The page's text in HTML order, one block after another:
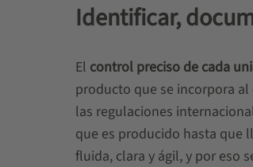
Identificar,
El control preciso de cada
producto que se incorpora
las regulaciones
que es producido hasta que
fluida, clara y ágil, y por eso